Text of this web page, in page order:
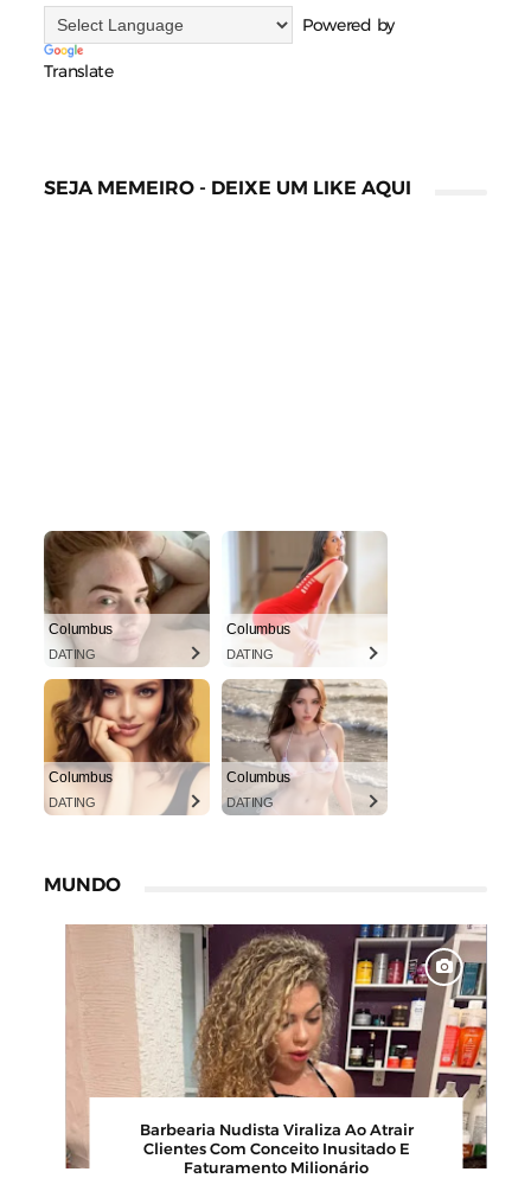
Powered by
Translate
SEJA MEMEIRO - DEIXE UM LIKE AQUI
Columbus
DATING
Columbus
DATING
Columbus
DATING
Columbus
DATING
MUNDO
Barbearia Nudista Viraliza Ao Atrair
Clientes Com Conceito Inusitado E
Faturamento Milionário